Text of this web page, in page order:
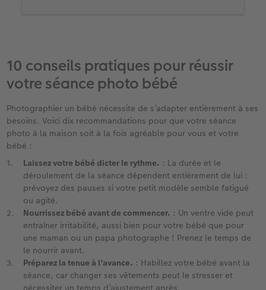
10 conseils pratiques pour réussir
votre séance photo bébé ​
Photographier un bébé nécessite de s’adapter entièrement à ses
besoins. Voici dix recommandations pour que votre séance
photo à la maison soit à la fois agréable pour vous et votre
bébé :
Laissez votre bébé dicter le rythme. : La durée et le
déroulement de la séance dépendent entièrement de lui :
prévoyez des pauses si votre petit modèle semble fatigué
ou agité. ​
Nourrissez bébé avant de commencer. : Un ventre vide peut
entraîner irritabilité, aussi bien pour votre bébé que pour
une maman ou un papa photographe ! Prenez le temps de
le nourrir avant. ​
Préparez la tenue à l’avance. : Habillez votre bébé avant la
séance, car changer ses vêtements peut le stresser et
nécessiter un temps d’ajustement après. ​